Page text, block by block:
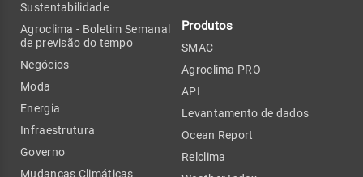
Sustentabilidade
Agroclima - Boletim Semanal
de previsão do tempo
Negócios
Moda
Energia
Infraestrutura
Governo
Mudanças Climáticas
Produtos
SMAC
Agroclima PRO
API
Levantamento de dados
Ocean Report
Relclima